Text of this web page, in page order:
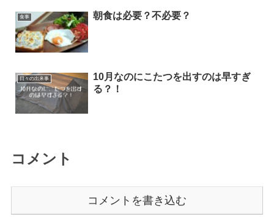
食事 朝食は必要？不必要？
日々の出来事
10月なのにこたつを出すのは早すぎ
る？！
コメント
コメントを書き込む